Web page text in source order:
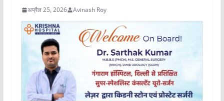
अप्रैल 25, 2026 Avinash Roy